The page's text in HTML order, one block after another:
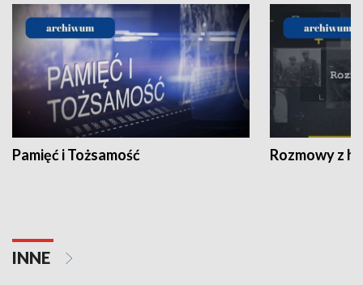
Pamięć i Tożsamość Rozmowy z
INNE